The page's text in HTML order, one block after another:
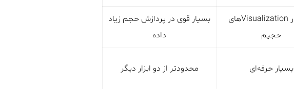
عالی در Visualizationهای
حجیم
بسیار قوی در پردازش حجم زیاد
داده
بسیار حرفه‌ای محدودتر از دو ابزار دیگر